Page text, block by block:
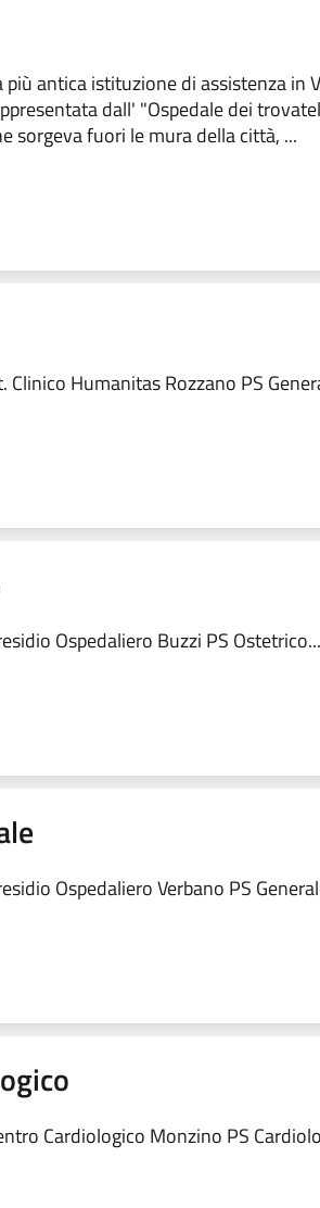
più antica istituzione di assistenza in
dall' "Ospedale dei
sorgeva fuori le mura della città, ...
Clinico Humanitas Rozzano PS
Ospedaliero Buzzi PS Ostetrico...
Ospedaliero Verbano PS
Cardiologico Monzino PS